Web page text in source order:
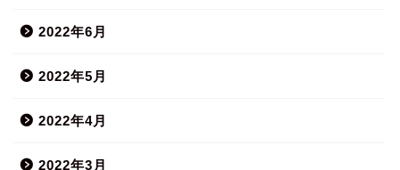
2022年6月
2022年5月
2022年4月
2022年3月